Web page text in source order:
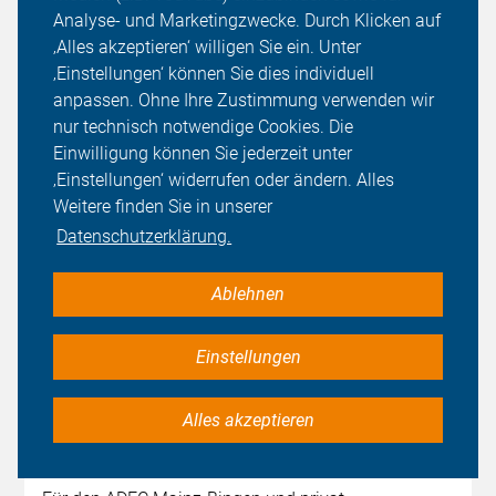
Analyse- und Marketingzwecke. Durch Klicken auf
‚Alles akzeptieren‘ willigen Sie ein. Unter
‚Einstellungen‘ können Sie dies individuell
anpassen. Ohne Ihre Zustimmung verwenden wir
nur technisch notwendige Cookies. Die
Einwilligung können Sie jederzeit unter
‚Einstellungen‘ widerrufen oder ändern. Alles
Weitere finden Sie in unserer
Datenschutzerklärung.
Ablehnen
Einstellungen
Alles akzeptieren
einer Karte visualisiert und zeigen, wo und wie
häufig zu eng überholt wird. Mit ihm machen wir
Verbesserungspotenziale bei der
Verkehrsinfrastruktur sichtbar und geben
Kommunen, Ordnungsbehörden und der Polizei
Hinweise, wo Handlungsbedarf besteht.
andere ADFC-Gliederungen am OpenBikeSensor-
Projekt. Der OpenBikeSensor ist ein Open Innovation,
Open Source, Open Data und Open Science Projekt
und wird ehrenamtlich von einer offenen Gruppe
entwickelt. Wer mehr über die technischen Details
auf die projekteigene Homepage
https://www.openbikesensor.org/).